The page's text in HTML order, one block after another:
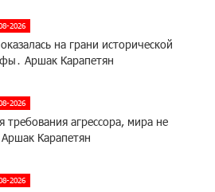
2026
на грани исторической
Аршак Карапетян
2026
требования агрессора, мира не
Карапетян
2026